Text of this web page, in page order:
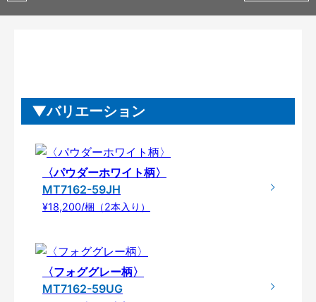
バリエーション
〈パウダーホワイト柄〉
MT7162-59JH
¥18,200/梱（2本入り）
〈フォググレー柄〉
MT7162-59UG